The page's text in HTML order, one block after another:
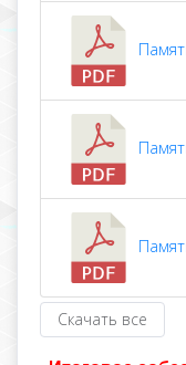
Скачать все